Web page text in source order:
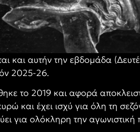
και αυτήν την εβδομάδα
2025-26.
το 2019 και αφορά
και έχει ισχύ για όλη τη
για ολόκληρη την αγωνιστική